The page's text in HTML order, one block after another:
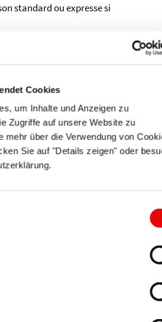
Cookies
um Inhalte und Anzeigen zu
Zugriffe auf unsere Website zu
mehr über die Verwendung von
Sie auf "Details zeigen" oder
standard ou expresse si
également être
séries PROTEC